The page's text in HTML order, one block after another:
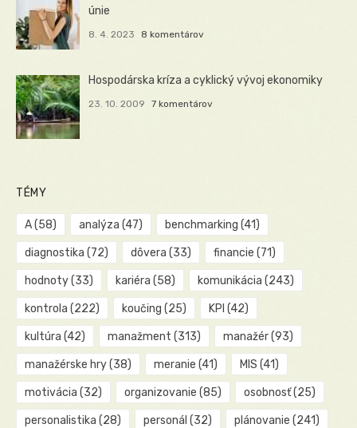
únie
8. 4. 2023 8 komentárov
Hospodárska kríza a cyklický vývoj ekonomiky
23. 10. 2009 7 komentárov
TÉMY
A(58) analýza (47) benchmarking (41)
diagnostika (72) dôvera (33) financie (71)
hodnoty(33) kariéra (58) komunikácia (243)
kontrola (222) koučing (25) KPI (42)
kultúra (42) manažment (313) manažér(93)
manažérske hry(38) meranie (41) MIS (41)
motivácia (32) organizovanie (85) osobnosť(25)
personalistika (28) personál (32) plánovanie (241)